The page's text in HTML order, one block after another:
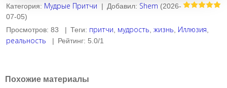
Категория: Мудрые Притчи | Добавил: Shem (2026-
07-05)
Просмотров: 83 | Теги: притчи мудрость ,жизнь Иллюзия
реальность | Рейтинг: 5.0/1
Похожие материалы